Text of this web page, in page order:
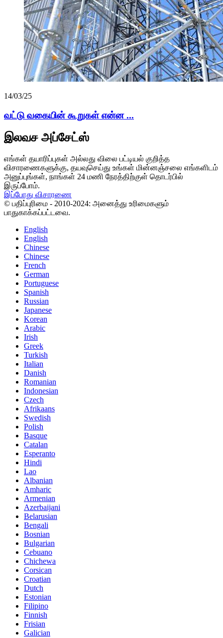
14/03/25
வட்டு வகையின் கூறுகள் என்ன ...
இலவச அப்சேட்ஸ்
எங்கள் தயாரிப்புகள் அல்லது விலை பட்டியல் குறித்த
விசாரணைகளுக்கு, தயவுசெய்து உங்கள் மின்னஞ்சலை எங்களிடம்
அனுப்புங்கள், நாங்கள் 24 மணி நேரத்திற்குள் தொடர்பில்
இருப்போம்.
இப்போது விசாரணை
© பதிப்புரிமை - 2010-2024: அனைத்து உரிமைகளும்
பாதுகாக்கப்பட்டவை.
English
English
Chinese
Chinese
French
German
Portuguese
Spanish
Russian
Japanese
Korean
Arabic
Irish
Greek
Turkish
Italian
Danish
Romanian
Indonesian
Czech
Afrikaans
Swedish
Polish
Basque
Catalan
Esperanto
Hindi
Lao
Albanian
Amharic
Armenian
Azerbaijani
Belarusian
Bengali
Bosnian
Bulgarian
Cebuano
Chichewa
Corsican
Croatian
Dutch
Estonian
Filipino
Finnish
Frisian
Galician